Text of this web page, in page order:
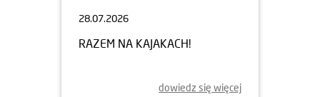
28.07.2026
RAZEM NA KAJAKACH!
dowiedz się więcej